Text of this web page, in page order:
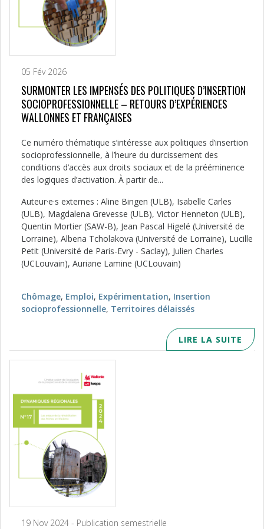
05 Fév 2026
SURMONTER LES IMPENSÉS DES POLITIQUES D’INSERTION
SOCIOPROFESSIONNELLE – RETOURS D’EXPÉRIENCES
WALLONNES ET FRANÇAISES
Ce numéro thématique s’intéresse aux politiques d’insertion
socioprofessionnelle, à l’heure du durcissement des
conditions d’accès aux droits sociaux et de la prééminence
des logiques d’activation. À partir de...
Auteur·e·s externes : Aline Bingen (ULB), Isabelle Carles
(ULB), Magdalena Grevesse (ULB), Victor Henneton (ULB),
Quentin Mortier (SAW-B), Jean Pascal Higelé (Université de
Lorraine), Albena Tcholakova (Université de Lorraine), Lucille
Petit (Université de Paris-Evry - Saclay), Julien Charles
(UCLouvain), Auriane Lamine (UCLouvain)
Chômage, Emploi, Expérimentation, Insertion
socioprofessionnelle, Territoires délaissés
LIRE LA SUITE
19 Nov 2024 - Publication semestrielle